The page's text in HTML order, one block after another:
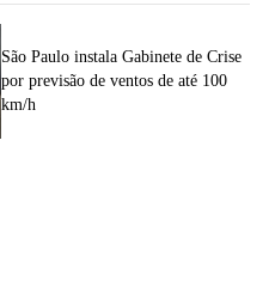
São Paulo instala Gabinete de Crise
por previsão de ventos de até 100
km/h